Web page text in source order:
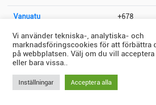
Vanuatu +678
Vatikanstaten +379
Vi använder tekniska-, analytiska- och
marknadsföringscookies för att förbättra
på webbplatsen. Välj om du vill
eller bara vissa..
Inställningar Acceptera alla